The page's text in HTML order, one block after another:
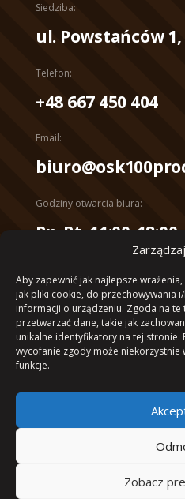
Aby zapewnić jak najlepsze
jak pliki cookie, do przechowywania
informacji o urządzeniu. Zgoda na
przetwarzać dane, takie jak
unikalne identyfikatory na tej stronie.
wycofanie zgody może niekorzystnie
funkcje.
Zobacz
Siedziba:
ul. Powstańców
Telefon:
+48 667 450 404
Email:
Godziny otwarcia biura:
Pn-Pt, 11:00-18:00
mBank 10 1140
1053 4040
Wszystkie zdjęcia oraz treści
Ośrodek Szkolenia Kierowców
autorskimi. Strona wykorzystuje
ustawienia przeglądarki, tak aby
cookie. Więcej informacji na